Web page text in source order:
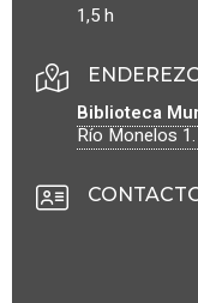
1,5 h
Biblioteca
Río Monelos